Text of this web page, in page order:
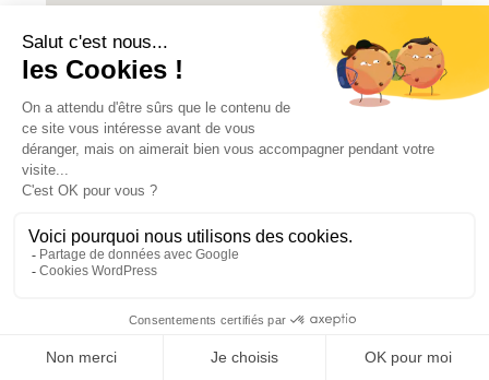
HACCP Lyon (dès septembre)